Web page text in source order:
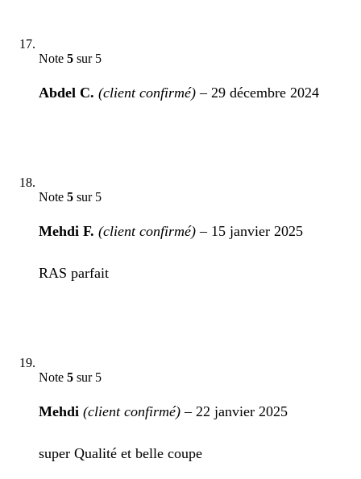
Note 5 sur 5
Abdel C. (client confirmé) – 29 décembre 2024
Note 5 sur 5
Mehdi F. (client confirmé) – 15 janvier 2025
RAS parfait
Note 5 sur 5
Mehdi (client confirmé) – 22 janvier 2025
super Qualité et belle coupe